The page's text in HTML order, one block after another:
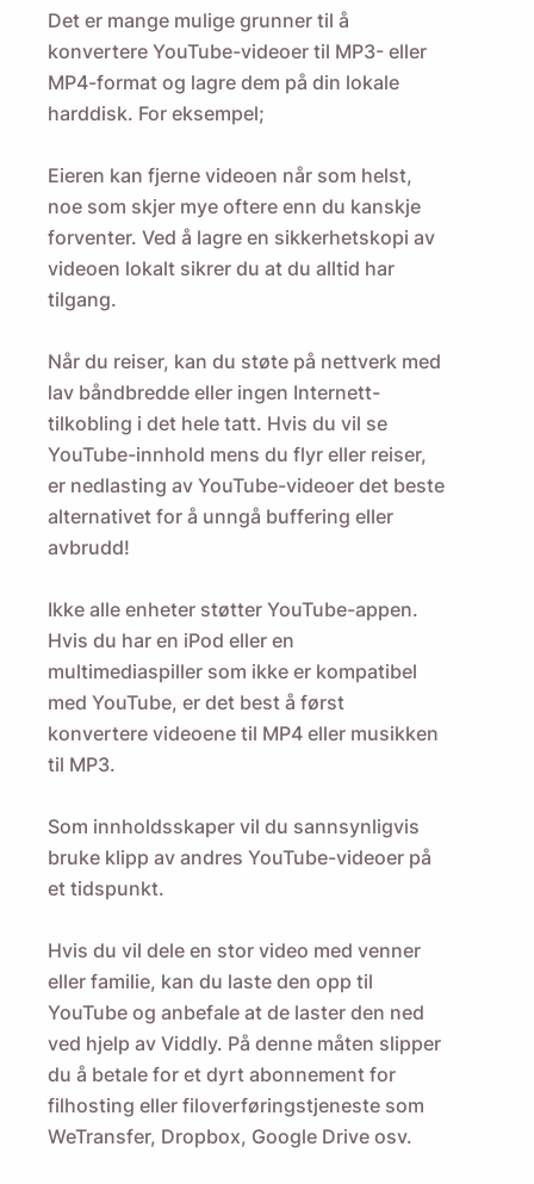
Det er mange mulige grunner til å
konvertere YouTube-videoer til MP3- eller
MP4-format og lagre dem på din lokale
harddisk. For eksempel;
Eieren kan fjerne videoen når som helst,
noe som skjer mye oftere enn du kanskje
forventer. Ved å lagre en sikkerhetskopi av
videoen lokalt sikrer du at du alltid har
tilgang.
Når du reiser, kan du støte på nettverk med
lav båndbredde eller ingen Internett-
tilkobling i det hele tatt. Hvis du vil se
YouTube-innhold mens du flyr eller reiser,
er nedlasting av YouTube-videoer det beste
alternativet for å unngå buffering eller
avbrudd!
Ikke alle enheter støtter YouTube-appen.
Hvis du har en iPod eller en
multimediaspiller som ikke er kompatibel
med YouTube, er det best å først
konvertere videoene til MP4 eller musikken
til MP3.
Som innholdsskaper vil du sannsynligvis
bruke klipp av andres YouTube-videoer på
et tidspunkt.
Hvis du vil dele en stor video med venner
eller familie, kan du laste den opp til
YouTube og anbefale at de laster den ned
ved hjelp av Viddly. På denne måten slipper
du å betale for et dyrt abonnement for
filhosting eller filoverføringstjeneste som
WeTransfer, Dropbox, Google Drive osv.
Minn meg på 🔔
Viddly når du er tilbake på MacOS eller
Windows PC.
Name
Email
Ved å merke av for dette alternativet godtar du vår
personvernerklæring